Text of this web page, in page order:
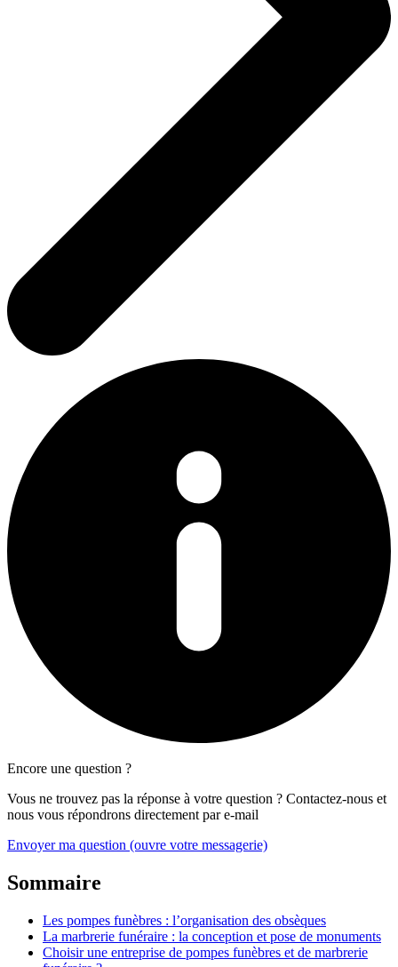
Encore une question ?
Vous ne trouvez pas la réponse à votre question ? Contactez-nous et
nous vous répondrons directement par e-mail
Envoyer ma question (ouvre votre messagerie)
Sommaire
Les pompes funèbres : l’organisation des obsèques
La marbrerie funéraire : la conception et pose de monuments
Choisir une entreprise de pompes funèbres et de marbrerie